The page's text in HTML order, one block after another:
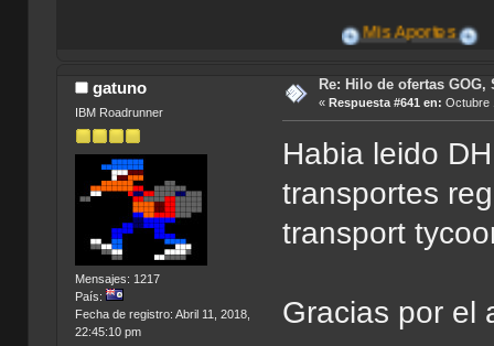
Mis Aportes
gatuno
IBM Roadrunner
Mensajes: 1217
País:
Fecha de registro: Abril 11, 2018,
22:45:10 pm
Re: Hilo de ofertas GOG,
« Respuesta #641 en: Octubre
Habia leido
transportes
transport
Gracias por el